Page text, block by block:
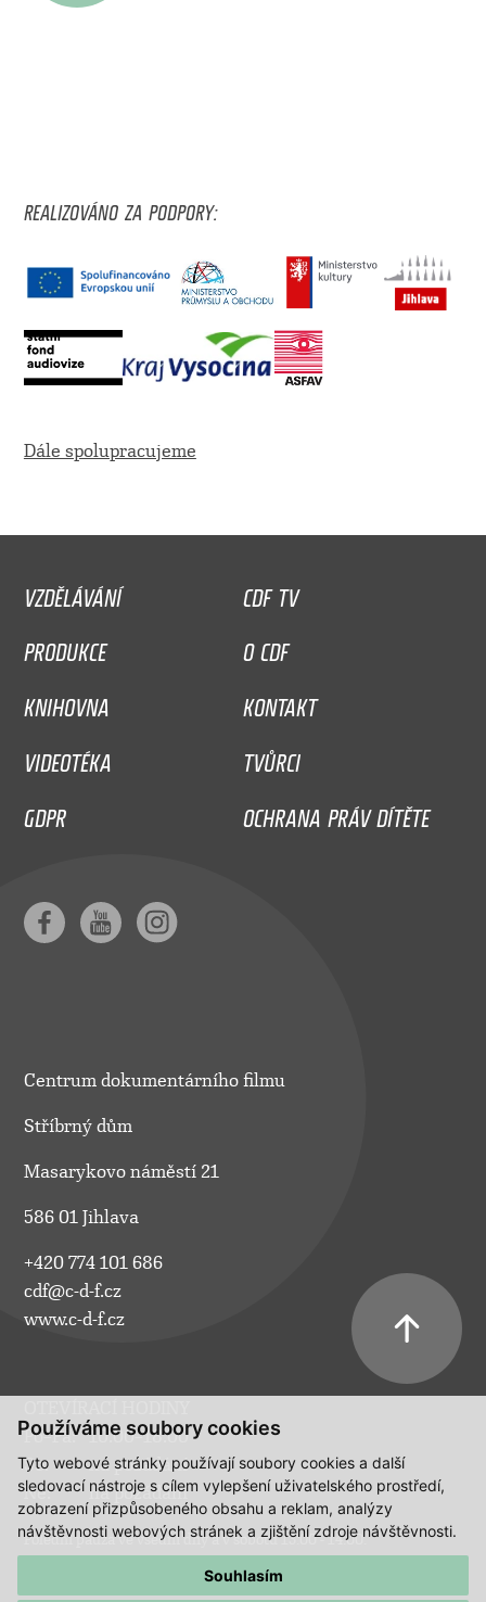
Používáme soubory cookies
Tyto webové stránky používají soubory cookies a další
sledovací nástroje s cílem vylepšení uživatelského prostředí,
zobrazení přizpůsobeného obsahu a reklam, analýzy
návštěvnosti webových stránek a zjištění zdroje návštěvnosti.
Souhlasím
REALIZOVÁNO ZA PODPORY:
Dále spolupracujeme
VZDĚLÁVÁNÍ
CDF TV
PRODUKCE
O CDF
KNIHOVNA
KONTAKT
VIDEOTÉKA
TVŮRCI
GDPR
OCHRANA PRÁV DÍTĚTE
Centrum dokumentárního filmu
Stříbrný dům
Masarykovo náměstí 21
586 01 Jihlava
+420 774 101 686
cdf@c-d-f.cz
www.c-d-f.cz
Po–Pá:
10.00–18.00
So:
na požádání
Ne:
na požádání
Polední pauza ve všední dny a v sobotu 13:00 - 14:00.